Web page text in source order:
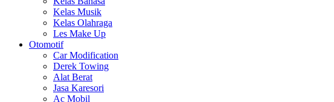
Kelas Musik
Kelas Olahraga
Les Make Up
Otomotif
Car Modification
Derek Towing
Alat Berat
Jasa Karesori
Ac Mobil